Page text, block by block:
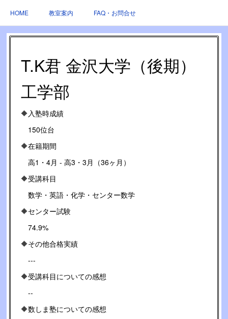
HOME 教室案内 FAQ・お問合せ
T.K君 金沢大学（後期）
工学部
🔶入塾時成績
150位台
🔶在籍期間
高1・4月 - 高3・3月（36ヶ月）
🔶受講科目
数学・英語・化学・センター数学
🔶センター試験
74.9%
🔶その他合格実績
---
🔶受講科目についての感想
--
🔶数しま塾についての感想